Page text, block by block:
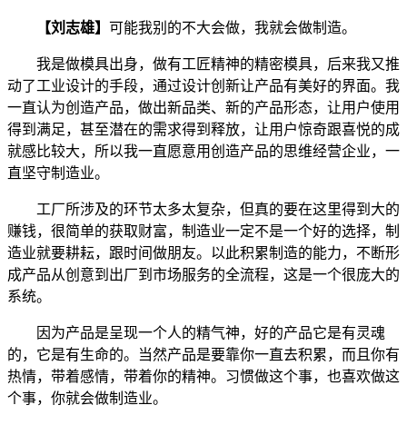
【刘志雄】 可能我别的不大会做，我就会做制造。
我是做模具出身，做有工匠精神的精密模具，后来我又推
动了工业设计的手段，通过设计创新让产品有美好的界面。我
一直认为创造产品，做出新品类、新的产品形态，让用户使用
得到满足，甚至潜在的需求得到释放，让用户惊奇跟喜悦的成
就感比较大，所以我一直愿意用创造产品的思维经营企业，一
直坚守制造业。
工厂所涉及的环节太多太复杂，但真的要在这里得到大的
赚钱，很简单的获取财富，制造业一定不是一个好的选择，制
造业就要耕耘，跟时间做朋友。以此积累制造的能力，不断形
成产品从创意到出厂到市场服务的全流程，这是一个很庞大的
系统。
因为产品是呈现一个人的精气神，好的产品它是有灵魂
的，它是有生命的。当然产品是要靠你一直去积累，而且你有
热情，带着感情，带着你的精神。习惯做这个事，也喜欢做这
个事，你就会做制造业。